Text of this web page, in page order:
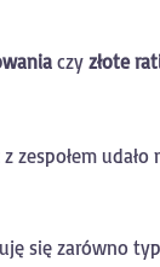
czy złote
zespołem udało
się zarówno